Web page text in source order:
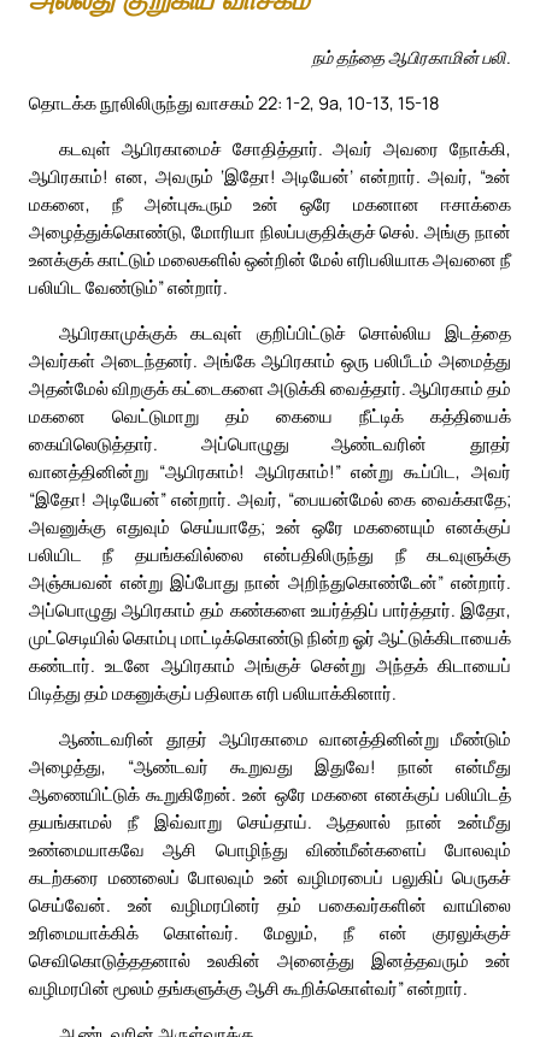
நம் தந்தை ஆபிரகாமின் பலி.
தொடக்க நூலிலிருந்து வாசகம் 22: 1-2, 9a, 10-13, 15-18
கடவுள் ஆபிரகாமைச் சோதித்தார். அவர் அவரை நோக்கி,
ஆபிரகாம்! என, அவரும் ‘இதோ! அடியேன்’ என்றார். அவர், “உன்
மகனை, நீ அன்புகூரும் உன் ஒரே மகனான ஈசாக்கை
அழைத்துக்கொண்டு, மோரியா நிலப்பகுதிக்குச் செல். அங்கு நான்
உனக்குக் காட்டும் மலைகளில் ஒன்றின் மேல் எரிபலியாக அவனை நீ
பலியிட வேண்டும்” என்றார்.
ஆபிரகாமுக்குக் கடவுள் குறிப்பிட்டுச் சொல்லிய இடத்தை
அவர்கள் அடைந்தனர். அங்கே ஆபிரகாம் ஒரு பலிபீடம் அமைத்து
அதன்மேல் விறகுக் கட்டைகளை அடுக்கி வைத்தார். ஆபிரகாம் தம்
மகனை வெட்டுமாறு தம் கையை நீட்டிக் கத்தியைக்
கையிலெடுத்தார். அப்பொழுது ஆண்டவரின் தூதர்
வானத்தினின்று “ஆபிரகாம்! ஆபிரகாம்!” என்று கூப்பிட, அவர்
“இதோ! அடியேன்” என்றார். அவர், “பையன்மேல் கை வைக்காதே;
அவனுக்கு எதுவும் செய்யாதே; உன் ஒரே மகனையும் எனக்குப்
பலியிட நீ தயங்கவில்லை என்பதிலிருந்து நீ கடவுளுக்கு
அஞ்சுபவன் என்று இப்போது நான் அறிந்துகொண்டேன்” என்றார்.
அப்பொழுது ஆபிரகாம் தம் கண்களை உயர்த்திப் பார்த்தார். இதோ,
முட்செடியில் கொம்பு மாட்டிக்கொண்டு நின்ற ஓர் ஆட்டுக்கிடாயைக்
கண்டார். உடனே ஆபிரகாம் அங்குச் சென்று அந்தக் கிடாயைப்
பிடித்து தம் மகனுக்குப் பதிலாக எரி பலியாக்கினார்.
ஆண்டவரின் தூதர் ஆபிரகாமை வானத்தினின்று மீண்டும்
அழைத்து, “ஆண்டவர் கூறுவது இதுவே! நான் என்மீது
ஆணையிட்டுக் கூறுகிறேன். உன் ஒரே மகனை எனக்குப் பலியிடத்
தயங்காமல் நீ இவ்வாறு செய்தாய். ஆதலால் நான் உன்மீது
உண்மையாகவே ஆசி பொழிந்து விண்மீன்களைப் போலவும்
கடற்கரை மணலைப் போலவும் உன் வழிமரபைப் பலுகிப் பெருகச்
செய்வேன். உன் வழிமரபினர் தம் பகைவர்களின் வாயிலை
உரிமையாக்கிக் கொள்வர். மேலும், நீ என் குரலுக்குச்
செவிகொடுத்ததனால் உலகின் அனைத்து இனத்தவரும் உன்
வழிமரபின் மூலம் தங்களுக்கு ஆசி கூறிக்கொள்வர்” என்றார்.